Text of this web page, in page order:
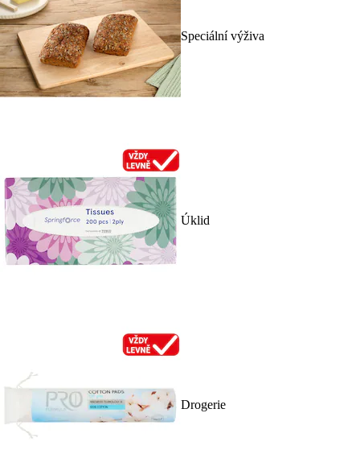
Speciální výživa
Úklid
Drogerie